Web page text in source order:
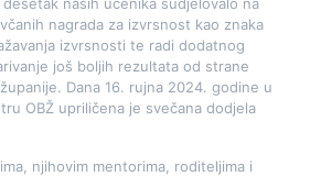
nagrada za izvrsnost kao znaka
izvrsnosti te radi dodatnog
još boljih rezultata od strane
Dana 16. rujna 2024. godine u
OBŽ upriličena je svečana dodjela
njihovim mentorima, roditeljima i